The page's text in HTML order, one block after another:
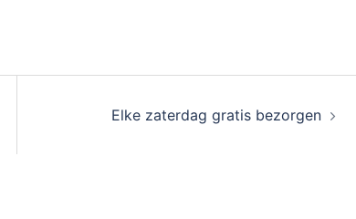
Elke zaterdag gratis bezorgen